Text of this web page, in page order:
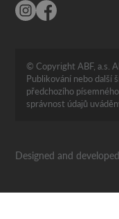
© Copyright ABF, a.s.
Publikování nebo další
předchozího
správnost údajů
Designed and